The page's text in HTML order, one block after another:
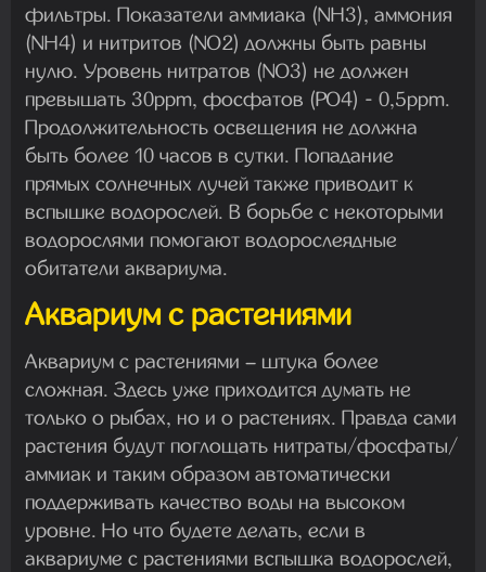
фильтры. Показатели аммиака (NH3), аммония
(NH4) и нитритов (NO2) должны быть равны
нулю. Уровень нитратов (NO3) не должен
превышать 30ppm, фосфатов (PO4) - 0,5ppm.
Продолжительность освещения не должна
быть более 10 часов в сутки. Попадание
прямых солнечных лучей также приводит к
вспышке водорослей. В борьбе с некоторыми
водорослями помогают водорослеядные
обитатели аквариума.
Аквариум с растениями
Аквариум с растениями – штука более
сложная. Здесь уже приходится думать не
только о рыбах, но и о растениях. Правда сами
растения будут поглощать нитраты/фосфаты/
аммиак и таким образом автоматически
поддерживать качество воды на высоком
уровне. Но что будете делать, если в
аквариуме с растениями вспышка водорослей,